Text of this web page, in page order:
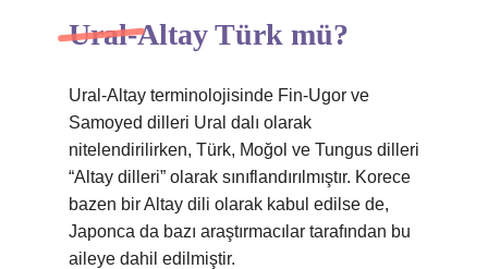
Ural-Altay Türk mü?
Ural-Altay terminolojisinde Fin-Ugor ve
Samoyed dilleri Ural dalı olarak
nitelendirilirken, Türk, Moğol ve Tungus dilleri
“Altay dilleri” olarak sınıflandırılmıştır. Korece
bazen bir Altay dili olarak kabul edilse de,
Japonca da bazı araştırmacılar tarafından bu
aileye dahil edilmiştir.